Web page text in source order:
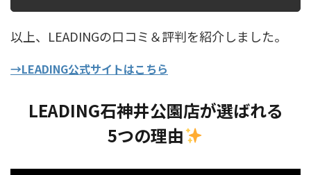
以上、LEADINGの口コミ＆評判を紹介しました。
→LEADING公式サイトはこちら
LEADING石神井公園店が選ばれる
5つの理由